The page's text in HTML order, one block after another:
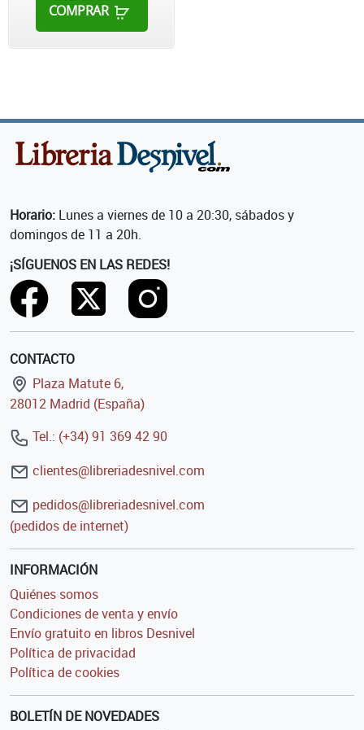
COMPRAR
Horario: Lunes a viernes de 10 a 20:30, sábados y
domingos de 11 a 20h.
¡SÍGUENOS EN LAS REDES!
CONTACTO
Plaza Matute 6,
28012 Madrid (España)
Tel.: (+34) 91 369 42 90
clientes@libreriadesnivel.com
pedidos@libreriadesnivel.com
(pedidos de internet)
INFORMACIÓN
Quiénes somos
Condiciones de venta y envío
Envío gratuito en libros Desnivel
Política de privacidad
Política de cookies
BOLETÍN DE NOVEDADES